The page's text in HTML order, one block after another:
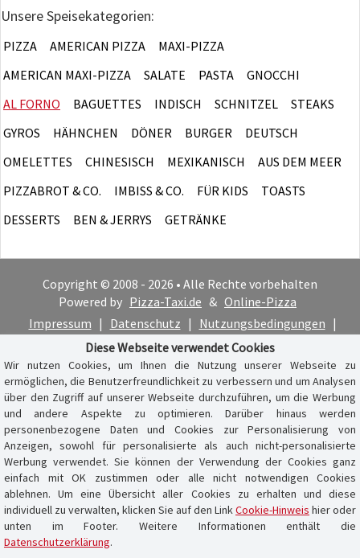
Unsere Speisekategorien:
PIZZA AMERICAN PIZZA
MAXI-PIZZA
AMERICAN MAXI-PIZZA
SALATE PASTA
GNOCCHI
AL FORNO
BAGUETTES INDISCH SCHNITZEL
STEAKS
GYROS
HÄHNCHEN DÖNER BURGER
DEUTSCH
OMELETTES
CHINESISCH MEXIKANISCH
AUS DEM MEER
PIZZABROT & CO.
IMBISS & CO. FÜR KIDS
TOASTS
DESSERTS
BEN & JERRYS GETRÄNKE
Copyright © 2008 - 2026 • Alle Rechte vorbehalten
Powered by Pizza-Taxi.de & Online-Pizza
Impressum | Datenschutz | Nutzungsbedingungen |
Cookie-Hinweis
Diese Webseite verwendet Cookies
Wir nutzen Cookies, um Ihnen die Nutzung unserer Webseite zu
ermöglichen, die Benutzerfreundlichkeit zu verbessern und um Analysen
über den Zugriff auf unserer Webseite durchzuführen, um die Werbung
und andere Aspekte zu optimieren. Darüber hinaus werden
personenbezogene Daten und Cookies zur Personalisierung von
Anzeigen, sowohl für personalisierte als auch nicht-personalisierte
Werbung verwendet. Sie können der Verwendung der Cookies ganz
einfach mit OK zustimmen oder alle nicht notwendigen Cookies
ablehnen. Um eine Übersicht aller Cookies zu erhalten und diese
individuell zu verwalten, klicken Sie auf den LinkCookie-Hinweis hier oder
unten im Footer. Weitere Informationen enthält die
Datenschutzerklärung.